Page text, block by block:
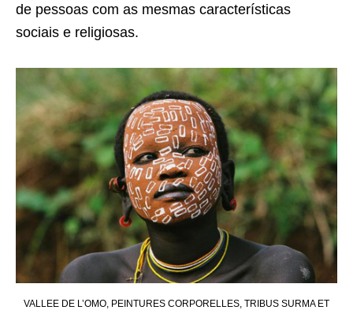
de pessoas com as mesmas características
sociais e religiosas.
VALLEE DE L’OMO, PEINTURES CORPORELLES, TRIBUS SURMA ET